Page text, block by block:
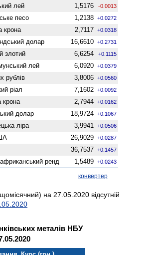
лей 1,5176 -0.0013
песо 1,2138 +0.0272
крона 2,7117 +0.0318
долар 16,6610 +0.2731
злотий 6,6254 +0.1115
лей 6,0920 +0.0379
рублів 3,8006 +0.0560
ріал 7,1602 +0.0092
крона 2,7944 +0.0162
долар 18,9724 +0.1067
ліра 3,9941 +0.0506
26,9029 +0.0287
36,7537 +0.1457
ренд 1,5489 +0.0243
конвертер
на 27.05.2020 відсутній
металів НБУ